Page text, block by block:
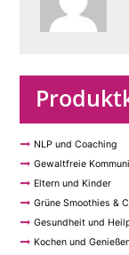
NLP und Coaching
Gewaltfreie
Eltern und Kinder
Grüne Smoothies &
Gesundheit und
Kochen und